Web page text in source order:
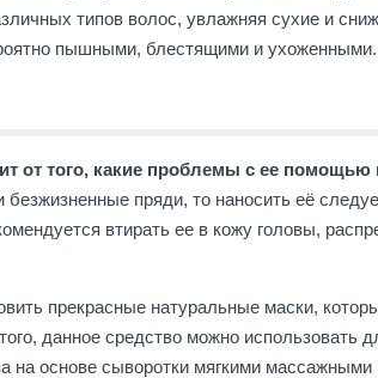
типов волос, увлажняя сухие и
пышными, блестящими и ухоженными.
от того, какие проблемы с ее помощью
пряди, то наносить её
втирать ее в кожу головы,
прекрасные натуральные маски,
данное средство можно использовать
на основе сыворотки мягкими массажными